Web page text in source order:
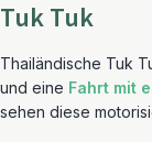
Tuk Tuk
Thailändische Tuk
und eine Fahrt mit
sehen diese